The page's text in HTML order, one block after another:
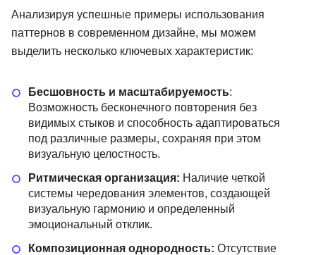
Анализируя успешные примеры использования
паттернов в современном дизайне, мы можем
выделить несколько ключевых характеристик:
Бесшовность и масштабируемость:
Возможность бесконечного повторения без
видимых стыков и способность адаптироваться
под различные размеры, сохраняя при этом
визуальную целостность.
Ритмическая организация: Наличие четкой
системы чередования элементов, создающей
визуальную гармонию и определенный
эмоциональный отклик.
Композиционная однородность: Отсутствие